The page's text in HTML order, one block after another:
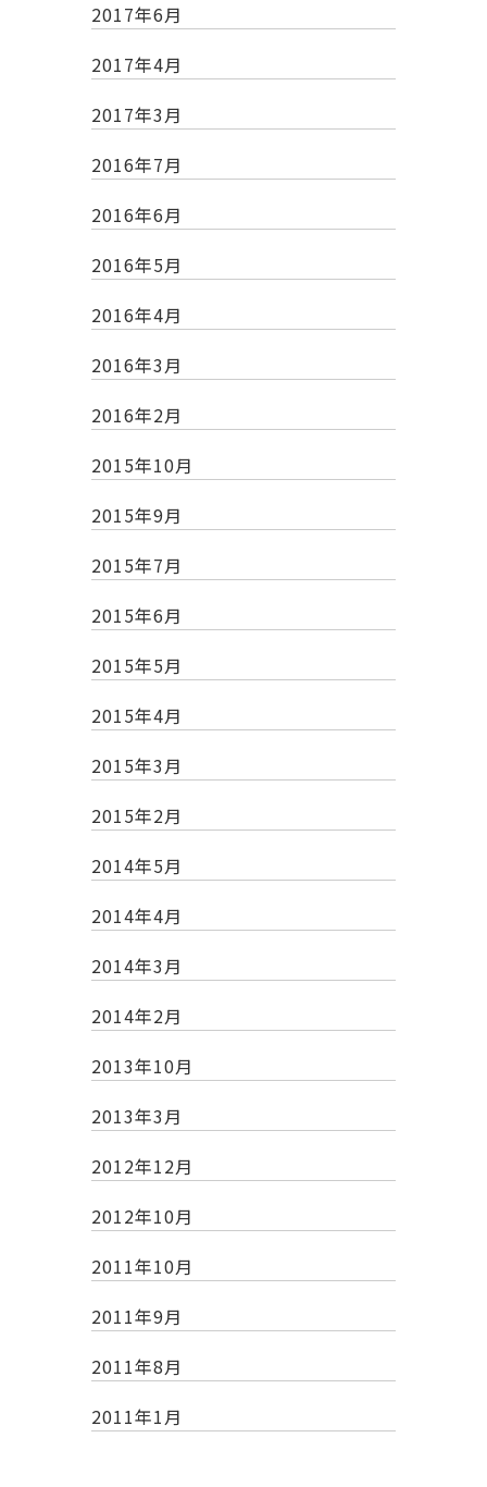
2017年6月
2017年4月
2017年3月
2016年7月
2016年6月
2016年5月
2016年4月
2016年3月
2016年2月
2015年10月
2015年9月
2015年7月
2015年6月
2015年5月
2015年4月
2015年3月
2015年2月
2014年5月
2014年4月
2014年3月
2014年2月
2013年10月
2013年3月
2012年12月
2012年10月
2011年10月
2011年9月
2011年8月
2011年1月